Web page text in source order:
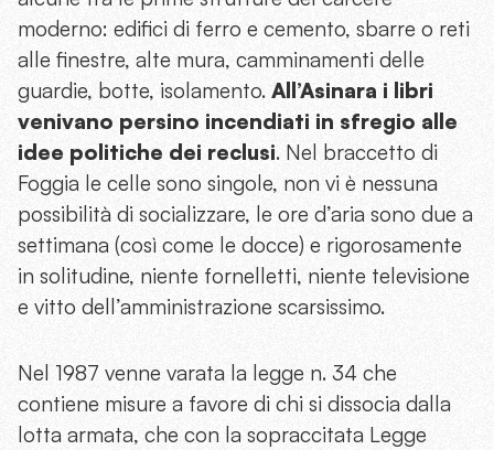
moderno: edifici di ferro e cemento, sbarre o reti
alle finestre, alte mura, camminamenti delle
guardie, botte, isolamento. All’Asinara i libri
venivano persino incendiati in sfregio alle
idee politiche dei reclusi. Nel braccetto di
Foggia le celle sono singole, non vi è nessuna
possibilità di socializzare, le ore d’aria sono due a
settimana (così come le docce) e rigorosamente
in solitudine, niente fornelletti, niente televisione
e vitto dell’amministrazione scarsissimo.
Nel 1987 venne varata la legge n. 34 che
contiene misure a favore di chi si dissocia dalla
lotta armata, che con la sopraccitata Legge